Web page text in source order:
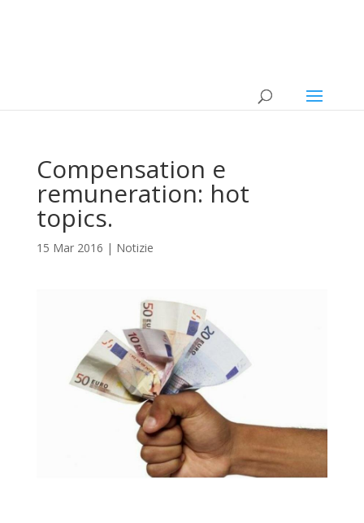
Compensation e
remuneration: hot
topics.
15 Mar 2016 | Notizie